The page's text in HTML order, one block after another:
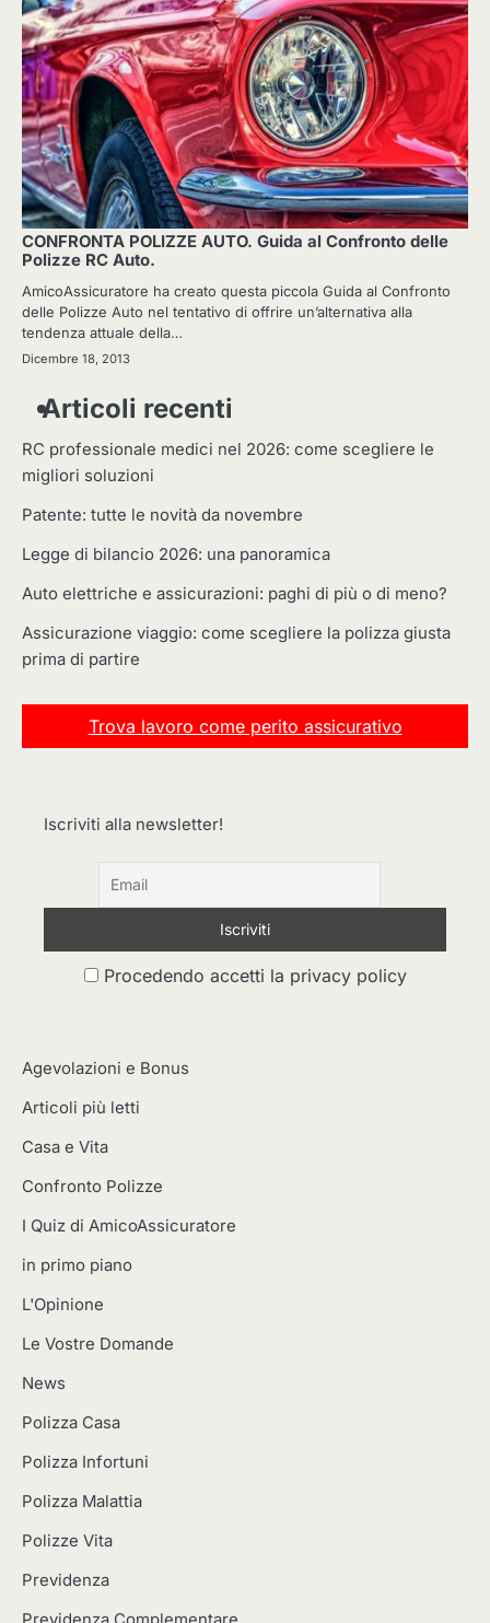
CONFRONTA POLIZZE AUTO. Guida al Confronto delle
Polizze RC Auto.
AmicoAssicuratore ha creato questa piccola Guida al Confronto
delle Polizze Auto nel tentativo di offrire un’alternativa alla
tendenza attuale della…
Dicembre 18, 2013
Articoli recenti
RC professionale medici nel 2026: come scegliere le
migliori soluzioni
Patente: tutte le novità da novembre
Legge di bilancio 2026: una panoramica
Auto elettriche e assicurazioni: paghi di più o di meno?
Assicurazione viaggio: come scegliere la polizza giusta
prima di partire
Trova lavoro come perito assicurativo
Iscriviti alla newsletter!
Procedendo accetti la privacy policy
Agevolazioni e Bonus
Articoli più letti
Casa e Vita
Confronto Polizze
I Quiz di AmicoAssicuratore
in primo piano
L'Opinione
Le Vostre Domande
News
Polizza Casa
Polizza Infortuni
Polizza Malattia
Polizze Vita
Previdenza